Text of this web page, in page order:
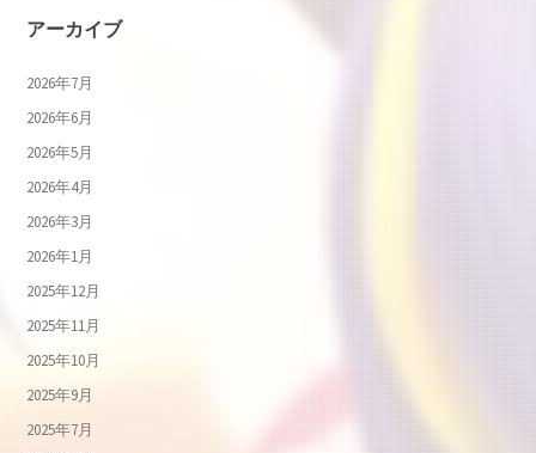
アーカイブ
2026年7月
2026年6月
2026年5月
2026年4月
2026年3月
2026年1月
2025年12月
2025年11月
2025年10月
2025年9月
2025年7月